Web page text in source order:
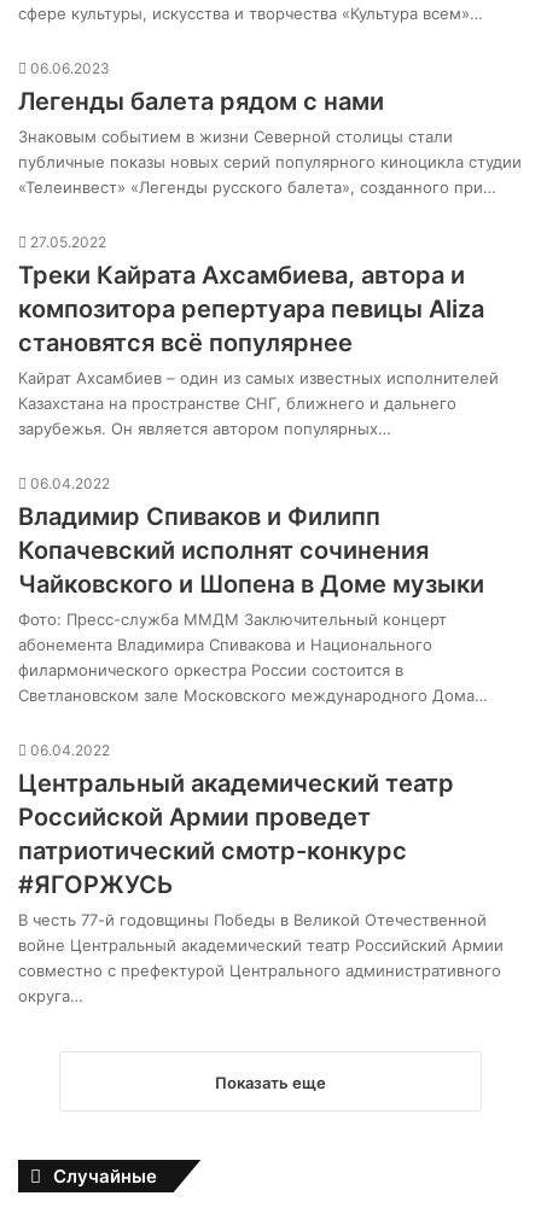
сфере культуры, искусства и творчества «Культура всем»…
06.06.2023
Легенды балета рядом с нами
Знаковым событием в жизни Северной столицы стали
публичные показы новых серий популярного киноцикла студии
«Телеинвест» «Легенды русского балета», созданного при…
27.05.2022
Треки Кайрата Ахсамбиева, автора и
композитора репертуара певицы Aliza
становятся всё популярнее
Кайрат Ахсамбиев – один из самых известных исполнителей
Казахстана на пространстве СНГ, ближнего и дальнего
зарубежья. Он является автором популярных…
06.04.2022
Владимир Спиваков и Филипп
Копачевский исполнят сочинения
Чайковского и Шопена в Доме музыки
Фото: Пресс-служба ММДМ Заключительный концерт
абонемента Владимира Спивакова и Национального
филармонического оркестра России состоится в
Светлановском зале Московского международного Дома…
06.04.2022
Центральный академический театр
Российской Армии проведет
патриотический смотр-конкурс
#ЯГОРЖУСЬ
В честь 77-й годовщины Победы в Великой Отечественной
войне Центральный академический театр Российский Армии
совместно с префектурой Центрального административного
округа…
Показать еще
Случайные